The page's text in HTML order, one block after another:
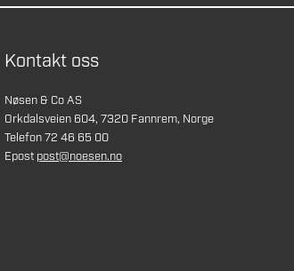
Kontakt oss
Nøsen & Co AS
Orkdalsveien 604, 7320 Fannrem, Norge
Telefon 72 46 65 00
Epost post@noesen.no